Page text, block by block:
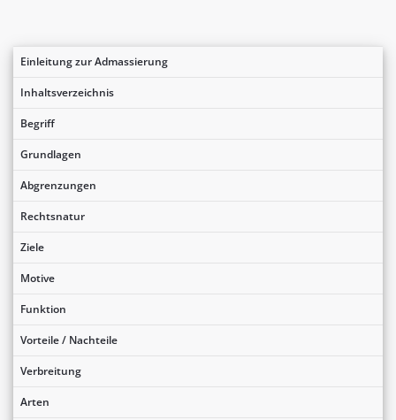
Einleitung zur Admassierung
Inhaltsverzeichnis
Begriff
Grundlagen
Abgrenzungen
Rechtsnatur
Ziele
Motive
Funktion
Vorteile / Nachteile
Verbreitung
Arten